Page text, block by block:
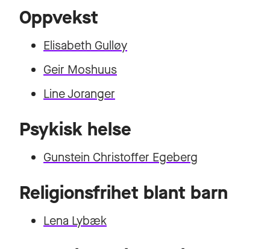
Oppvekst
Elisabeth Gulløy
Geir Moshuus
Line Joranger
Psykisk helse
Gunstein Christoffer Egeberg
Religionsfrihet blant barn
Lena Lybæk